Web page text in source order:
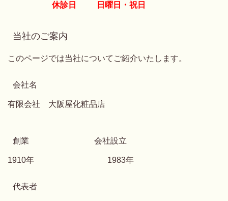
休診日 日曜日・祝日
当社のご案内
このページでは当社についてご紹介いたします。
会社名
有限会社 大阪屋化粧品店
創業 会社設立
1910年 1983年
代表者